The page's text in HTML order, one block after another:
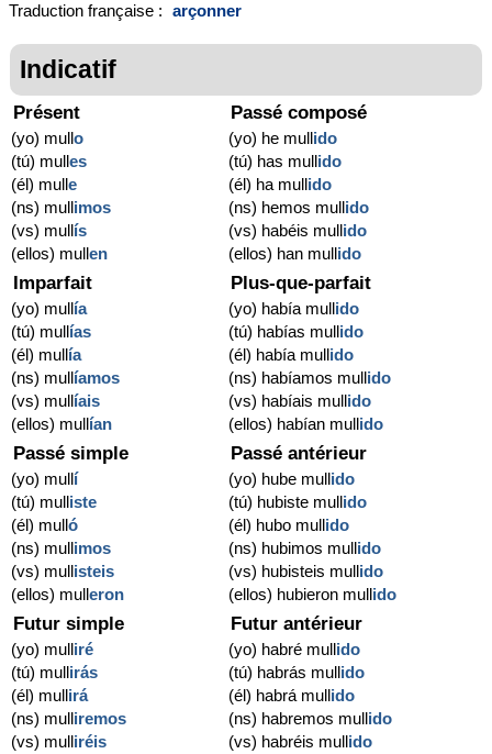
Traduction française : arçonner
Indicatif
Présent
(yo) mullo
(tú) mulles
(él) mulle
(ns) mullimos
(vs) mullís
(ellos) mullen
Passé composé
(yo) he mullido
(tú) has mullido
(él) ha mullido
(ns) hemos mullido
(vs) habéis mullido
(ellos) han mullido
Imparfait
(yo) mullía
(tú) mullías
(él) mullía
(ns) mullíamos
(vs) mullíais
(ellos) mullían
Plus-que-parfait
(yo) había mullido
(tú) habías mullido
(él) había mullido
(ns) habíamos mullido
(vs) habíais mullido
(ellos) habían mullido
Passé simple
(yo) mullí
(tú) mulliste
(él) mulló
(ns) mullimos
(vs) mullisteis
(ellos) mulleron
Passé antérieur
(yo) hube mullido
(tú) hubiste mullido
(él) hubo mullido
(ns) hubimos mullido
(vs) hubisteis mullido
(ellos) hubieron mullido
Futur simple
(yo) mulliré
(tú) mullirás
(él) mullirá
(ns) mulliremos
(vs) mulliréis
Futur antérieur
(yo) habré mullido
(tú) habrás mullido
(él) habrá mullido
(ns) habremos mullido
(vs) habréis mullido